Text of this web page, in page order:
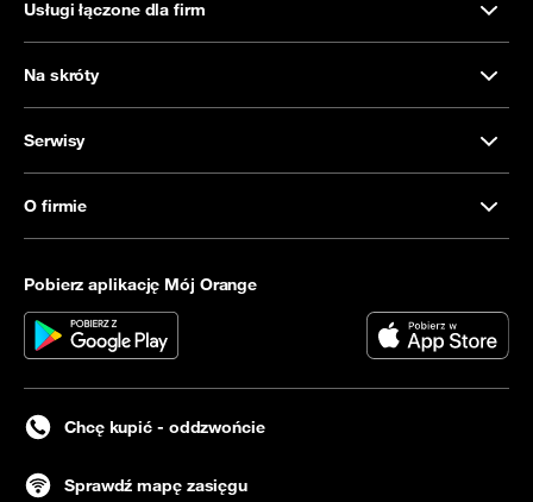
Usługi łączone dla firm
Na skróty
Serwisy
O firmie
Pobierz aplikację Mój Orange
Chcę kupić - oddzwońcie
Sprawdź mapę zasięgu